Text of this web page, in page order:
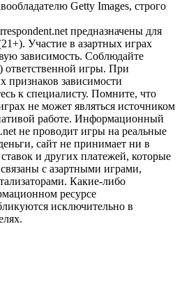
Getty Images, строго
предназначены для
Участие в азартных играх
зависимость. Соблюдайте
игры. При
признаков зависимости
к специалисту. Помните, что
не может являться источником
работе. Информационный
не проводит игры на реальные
сайт не принимает ни в
и других платежей, которые
с азартными играми,
Какие-либо
ресурсе
исключительно в